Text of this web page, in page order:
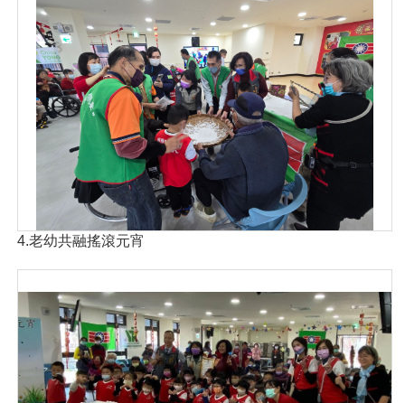
4.老幼共融搖滾元宵